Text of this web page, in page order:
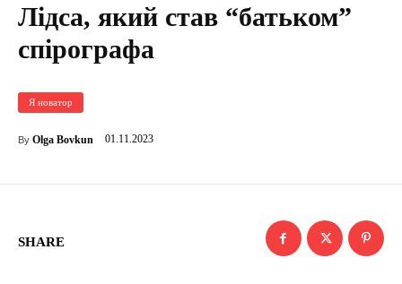
Лідса, який став “батьком”
спірографа
Я новатор
By Olga Bovkun 01.11.2023
SHARE